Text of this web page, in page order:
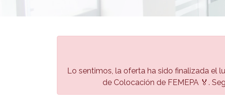
Lo sentimos, la oferta ha sido finalizada el
de Colocación de FEMEPA 🏅.